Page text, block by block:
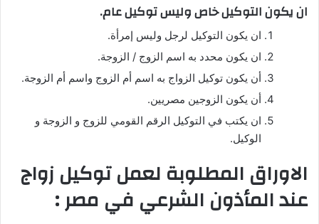
ان يكون التوكيل خاص وليس توكيل عام.
ان يكون التوكيل لرجل وليس إمرأة.
ان يكون محدد به اسم الزوج / الزوجة.
أن يكون توكيل الزواج به اسم أم الزوج واسم أم الزوجة.
أن يكون الزوجين مصريين.
ان يكتب في التوكيل الرقم القومي للزوج و الزوجة و
الوكيل.
الاوراق المطلوبة لعمل توكيل زواج
عند المأذون الشرعي في مصر :